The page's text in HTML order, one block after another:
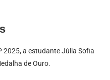
2025, a estudante Júlia Sofia
de Ouro.